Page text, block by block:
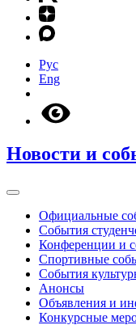
Рус
Eng
Новости и
Официальные
События
Конференции и
Спортивные
События
Анонсы
Объявления и
Конкурсные